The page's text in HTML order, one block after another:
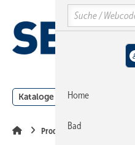
Hauptinhalt
Hauptmenü
SiteSearch
Kataloge Meldungen
Produkte
Search
Home
Bad